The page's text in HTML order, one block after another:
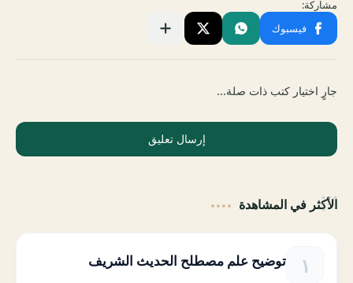
جارٍ اختيار كتب ذات صلة...
إرسال تعليق
الأكثر في المشاهدة
توضيح علم مصطلح الحديث الشريف